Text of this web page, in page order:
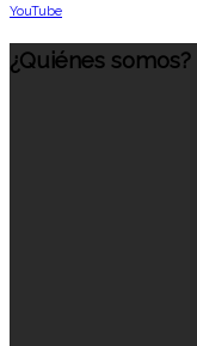
YouTube
¿Quiénes somos?